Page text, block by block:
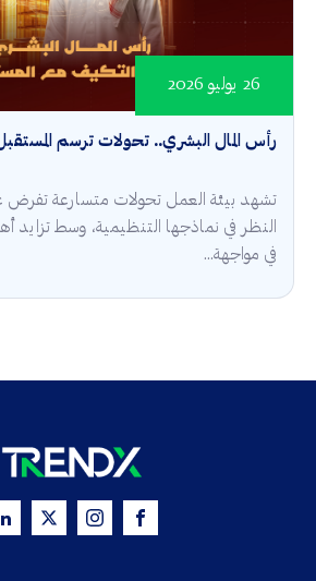
رأس المال البشري.. تحولات ترسم
26 يوليو 2026
تشهد بيئة العمل تحولات متسارعة تفرض
النظر في نماذجها التنظيمية، وسط تزايد
في مواجهة...